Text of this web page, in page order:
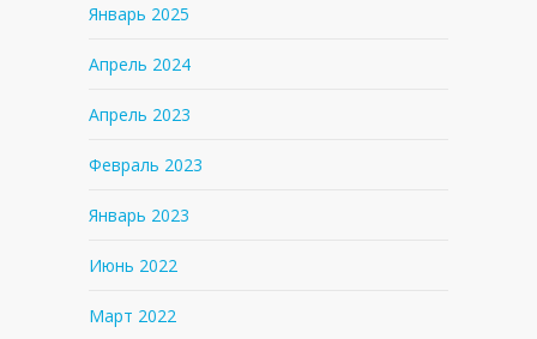
Январь 2025
Апрель 2024
Апрель 2023
Февраль 2023
Январь 2023
Июнь 2022
Март 2022